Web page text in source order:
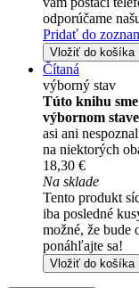
odporúčame
Pridať do
Vložiť do košíka
Čítaná
výborný stav
Túto knihu
výbornom
asi ani
na niektorých
18,30 €
Na sklade
Tento produkt
iba posledné
možné, že bude
ponáhľajte sa!
Vložiť do košíka